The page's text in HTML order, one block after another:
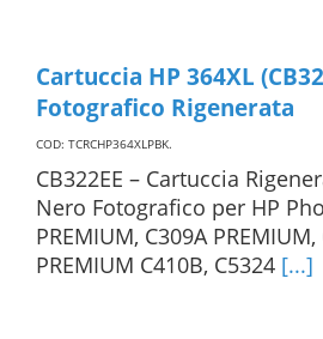
Cartuccia HP 364XL
Fotografico Rigenerata
COD: TCRCHP364XLPBK.
CB322EE – Cartuccia
Nero Fotografico per HP
PREMIUM, C309A
PREMIUM C410B, C5324 [...]